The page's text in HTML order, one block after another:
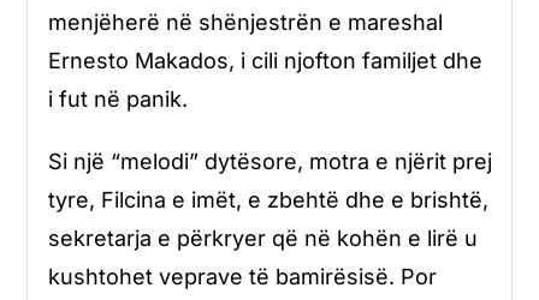
menjëherë në shënjestrën e mareshal
Ernesto Makados, i cili njofton familjet dhe
i fut në panik.
Si një “melodi” dytësore, motra e njërit prej
tyre, Filcina e imët, e zbehtë dhe e brishtë,
sekretarja e përkryer që në kohën e lirë u
kushtohet veprave të bamirësisë. Por